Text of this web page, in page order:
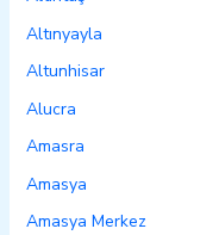
Altınyayla
Altunhisar
Alucra
Amasra
Amasya
Amasya Merkez